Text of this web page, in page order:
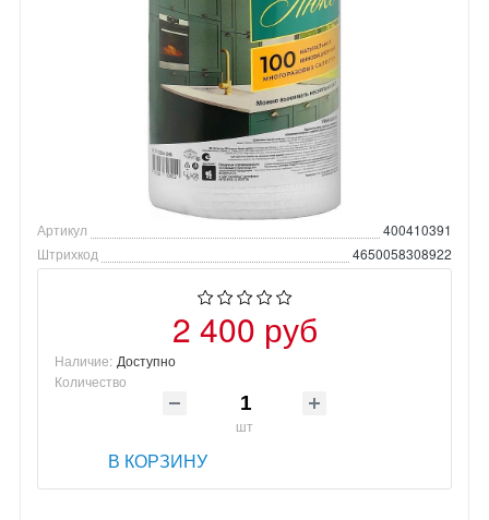
Артикул
400410391
Штрихкод
4650058308922
2 400 руб
Наличие: Доступно
Количество
шт
В КОРЗИНУ